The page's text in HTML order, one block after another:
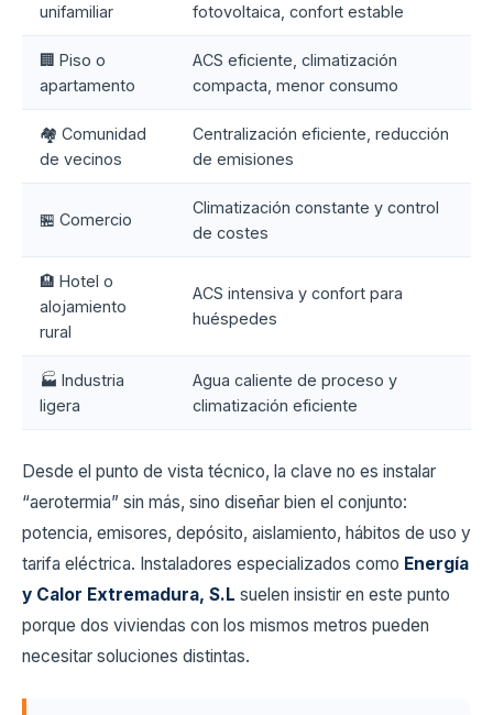
unifamiliar
fotovoltaica, confort estable
🏢 Piso o
apartamento
ACS eficiente, climatización
compacta, menor consumo
🏘️ Comunidad
de vecinos
Centralización eficiente, reducción
de emisiones
🏪 Comercio
Climatización constante y control
de costes
🏨 Hotel o
alojamiento
rural
ACS intensiva y confort para
huéspedes
🏭 Industria
ligera
Agua caliente de proceso y
climatización eficiente
Desde el punto de vista técnico, la clave no es instalar
“aerotermia” sin más, sino diseñar bien el conjunto:
potencia, emisores, depósito, aislamiento, hábitos de uso y
tarifa eléctrica. Instaladores especializados como Energía
y Calor Extremadura, S.L suelen insistir en este punto
porque dos viviendas con los mismos metros pueden
necesitar soluciones distintas.